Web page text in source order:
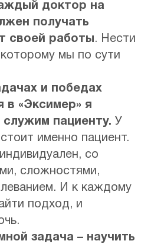
доктор на
получать
своей работы. Нести
которому мы по сути
и победах
в «Эксимер» я
пациенту. У
стоит именно пациент.
со
сложностями,
И к каждому
подход, и
задача – научить